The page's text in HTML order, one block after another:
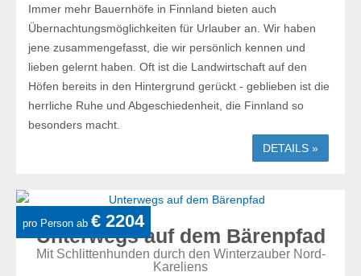
Immer mehr Bauernhöfe in Finnland bieten auch
Übernachtungsmöglichkeiten für Urlauber an. Wir haben
jene zusammengefasst, die wir persönlich kennen und
lieben gelernt haben. Oft ist die Landwirtschaft auf den
Höfen bereits in den Hintergrund gerückt - geblieben ist die
herrliche Ruhe und Abgeschiedenheit, die Finnland so
besonders macht.
DETAILS »
pro Person ab € 2204
Unterwegs auf dem Bärenpfad
Mit Schlittenhunden durch den Winterzauber Nord-
Kareliens